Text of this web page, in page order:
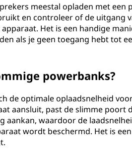
meestal opladen met een
en controleer of de uitgang
Het is een handige
als je geen toegang hebt tot
powerbanks?
de optimale oplaadsnelheid
aansluit, past de slimme poort
aankan, waardoor de
wordt beschermd. Het is